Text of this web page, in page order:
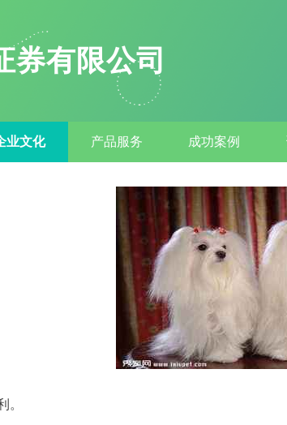
券有限公司
业文化 产品服务 成功案例
。